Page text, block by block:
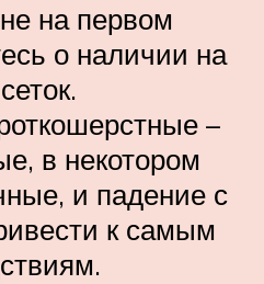
на первом
о наличии на
–
в некотором
и падение с
к самым